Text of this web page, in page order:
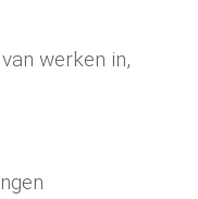
werken in,